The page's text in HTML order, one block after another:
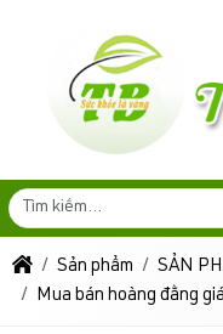
Sản phẩm SẢN
Mua bán hoàng đằng